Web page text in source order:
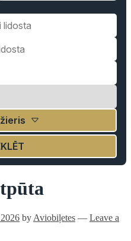
by Aviobiļetes — Leave a